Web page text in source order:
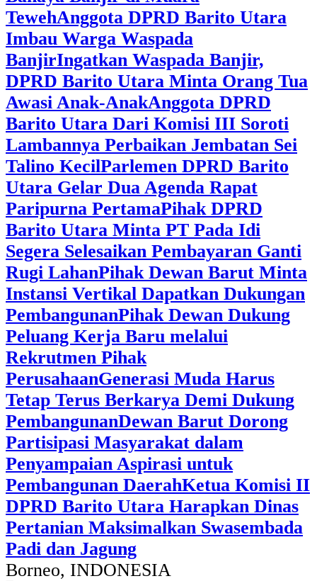
TewehAnggota DPRD Barito Utara
Imbau Warga Waspada
BanjirIngatkan Waspada Banjir,
DPRD Barito Utara Minta Orang Tua
Awasi Anak-AnakAnggota DPRD
Barito Utara Dari Komisi III Soroti
Lambannya Perbaikan Jembatan Sei
Talino KecilParlemen DPRD Barito
Utara Gelar Dua Agenda Rapat
Paripurna PertamaPihak DPRD
Barito Utara Minta PT Pada Idi
Segera Selesaikan Pembayaran Ganti
Rugi LahanPihak Dewan Barut Minta
Instansi Vertikal Dapatkan Dukungan
PembangunanPihak Dewan Dukung
Peluang Kerja Baru melalui
Rekrutmen Pihak
PerusahaanGenerasi Muda Harus
Tetap Terus Berkarya Demi Dukung
PembangunanDewan Barut Dorong
Partisipasi Masyarakat dalam
Penyampaian Aspirasi untuk
Pembangunan DaerahKetua Komisi II
DPRD Barito Utara Harapkan Dinas
Pertanian Maksimalkan Swasembada
Padi dan Jagung
Borneo, INDONESIA